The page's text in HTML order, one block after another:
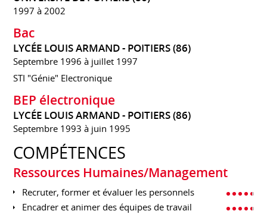
1997 à 2002
Bac
LYCÉE LOUIS ARMAND - POITIERS (86)
Septembre 1996 à juillet 1997
STI "Génie" Electronique
BEP électronique
LYCÉE LOUIS ARMAND - POITIERS (86)
Septembre 1993 à juin 1995
COMPÉTENCES
Ressources Humaines/Management
Recruter, former et évaluer les personnels
Encadrer et animer des équipes de travail